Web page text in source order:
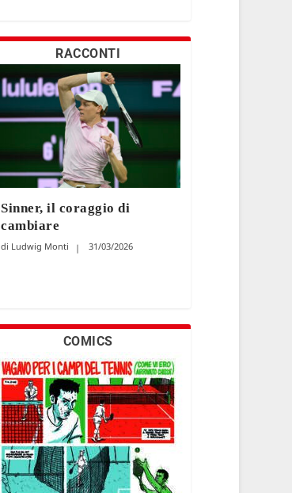
RACCONTI
Sinner, il coraggio di
cambiare
Ludwig Monti 31/03/2026
COMICS